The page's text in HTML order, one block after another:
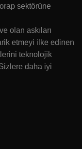
sektörüne
olan askıları
etmeyi ilke edinen
teknolojik
daha iyi